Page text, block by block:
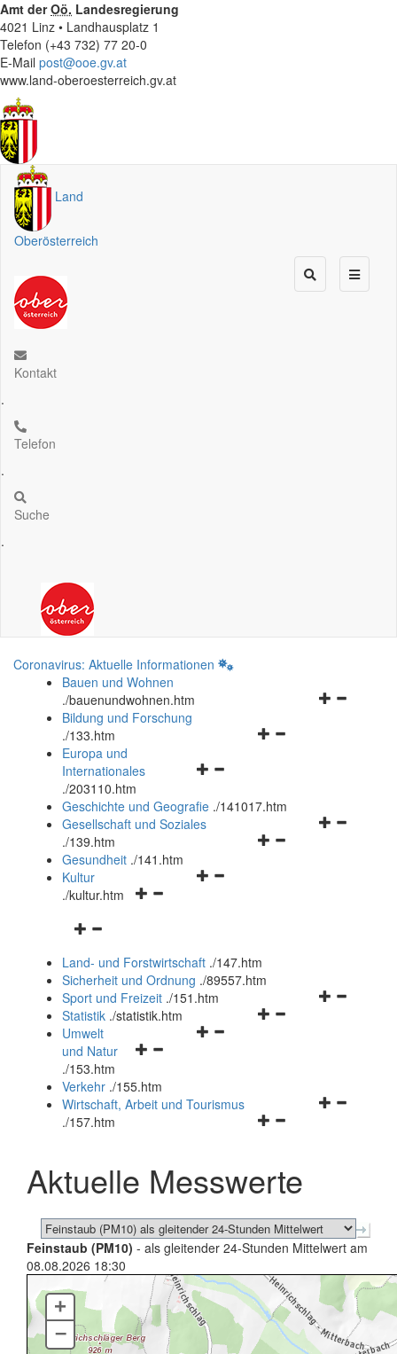
Amt derOö. Landesregierung
4021 Linz • Landhausplatz 1
Telefon (+43 732) 77 20-0
E-Mail post@ooe.gv.at
www.land-oberoesterreich.gv.at
Land
Oberösterreich
Kontakt
.
Telefon
.
Suche
.
Coronavirus: Aktuelle Informationen
Bauen und Wohnen
./bauenundwohnen.htm
Navigationsmenü
Bildung und Forschung
./133.htm
Navigationsmenü
und
schließen
Europa und
Internationales
./203110.htm
Geschichte und Geografie ./141017.htm
Navigationsmenü
Gesellschaft und Soziales
./139.htm
Navigationsmenü
Gesundheit ./141.htm
Navigationsmenü
Kultur
./kultur.htm
Navigationsmenü
und
schließen
Land- und Forstwirtschaft ./147.htm
Sicherheit und Ordnung ./89557.htm
Navigationsmenü
Sport und Freizeit ./151.htm
Navigationsmenü
Statistik ./statistik.htm
Navigationsmenü
und
schließen
Umwelt
und Natur
./153.htm
Verkehr ./155.htm
Navigationsmenü
schließen
Wirtschaft, Arbeit und Tourismus
./157.htm
Aktuelle Messwerte
Feinstaub (PM10) - als gleitender 24-Stunden Mittelwert am
08.08.2026 18:30
+
–